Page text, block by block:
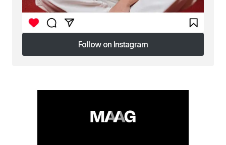
Follow on Instagram
Follow on Instagram